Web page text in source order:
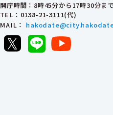
開庁時間：8時45分から17時30分
TEL ：0138-21-3111(代)
MAIL ：